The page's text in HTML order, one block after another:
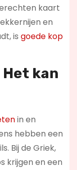
kaart
en
is goede kop
Het kan
in en
hebben een
Bij de Griek,
krijgen en een